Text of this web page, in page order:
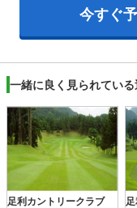
今すぐ
一緒に良く見られてい
足利カントリークラブ